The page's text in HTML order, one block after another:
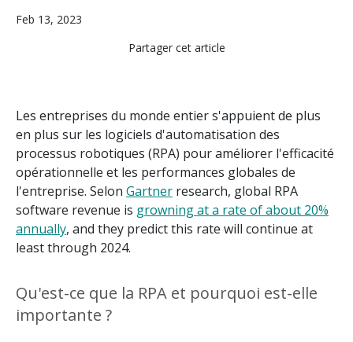
Feb 13, 2023
Partager cet article
Les entreprises du monde entier s'appuient de plus
en plus sur les logiciels d'automatisation des
processus robotiques (RPA) pour améliorer l'efficacité
opérationnelle et les performances globales de
l'entreprise. Selon Gartner research, global RPA
software revenue is growning at a rate of about 20%
annually, and they predict this rate will continue at
least through 2024.
Qu'est-ce que la RPA et pourquoi est-elle
importante ?